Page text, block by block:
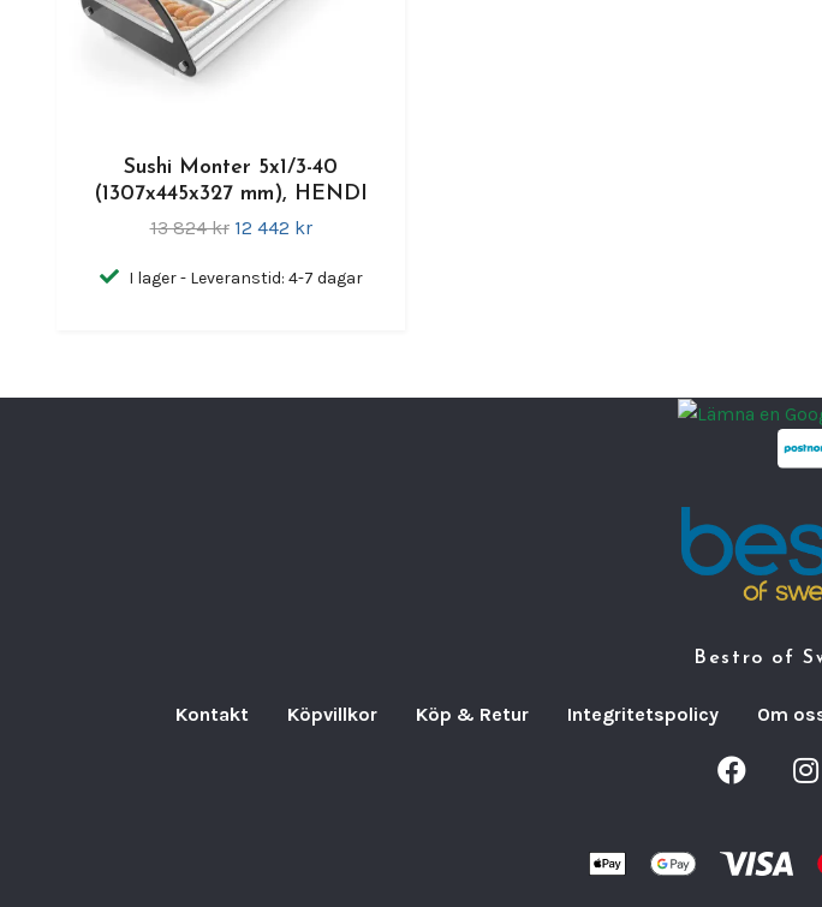
Sushi Monter 5x1/3-40
(1307x445x327 mm), HENDI
13 824 kr 12 442 kr
I lager - Leveranstid: 4-7 dagar
Bestro of
Kontakt Köpvillkor Köp & Retur Integritetspolicy Om